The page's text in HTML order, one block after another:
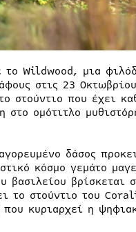
Wildwood, μια
στις 23
στούντιο που έχει
στο ομότιτλο
δάσος
κόσμο γεμάτο
βασιλείου βρίσκεται
το στούντιο του
που κυριαρχεί η